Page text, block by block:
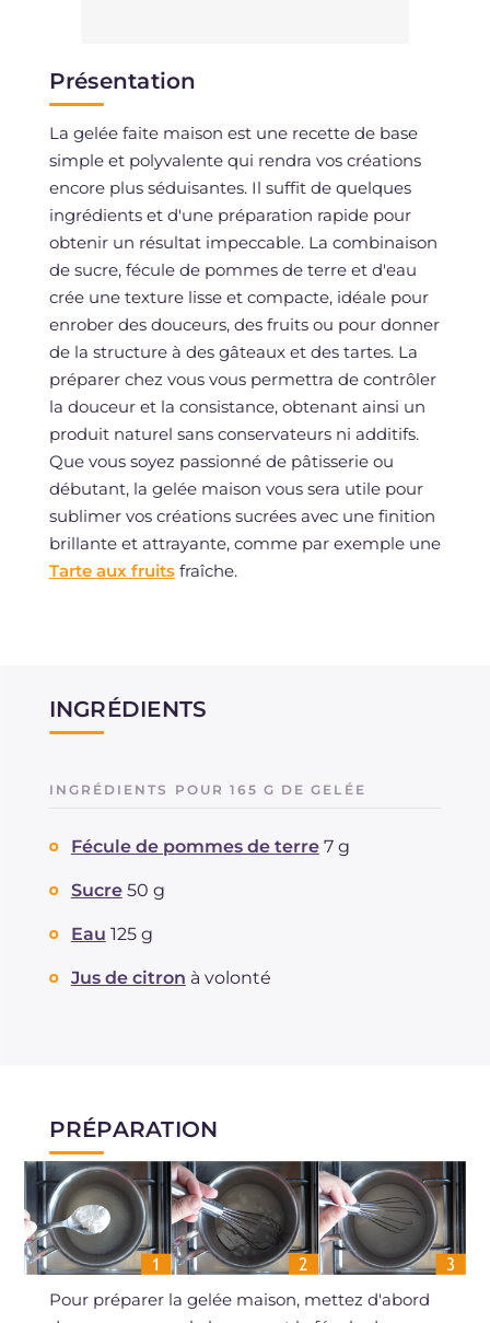
Présentation
La gelée faite maison est une recette de base
simple et polyvalente qui rendra vos créations
encore plus séduisantes. Il suffit de quelques
ingrédients et d'une préparation rapide pour
obtenir un résultat impeccable. La combinaison
de sucre, fécule de pommes de terre et d'eau
crée une texture lisse et compacte, idéale pour
enrober des douceurs, des fruits ou pour donner
de la structure à des gâteaux et des tartes. La
préparer chez vous vous permettra de contrôler
la douceur et la consistance, obtenant ainsi un
produit naturel sans conservateurs ni additifs.
Que vous soyez passionné de pâtisserie ou
débutant, la gelée maison vous sera utile pour
sublimer vos créations sucrées avec une finition
brillante et attrayante, comme par exemple une
Tarte aux fruitsfraîche.
INGRÉDIENTS
INGRÉDIENTS POUR 165 G DE GELÉE
Fécule de pommes de terre 7 g
Sucre 50 g
Eau 125 g
Jus de citron à volonté
PRÉPARATION
Pour préparer la gelée maison, mettez d'abord